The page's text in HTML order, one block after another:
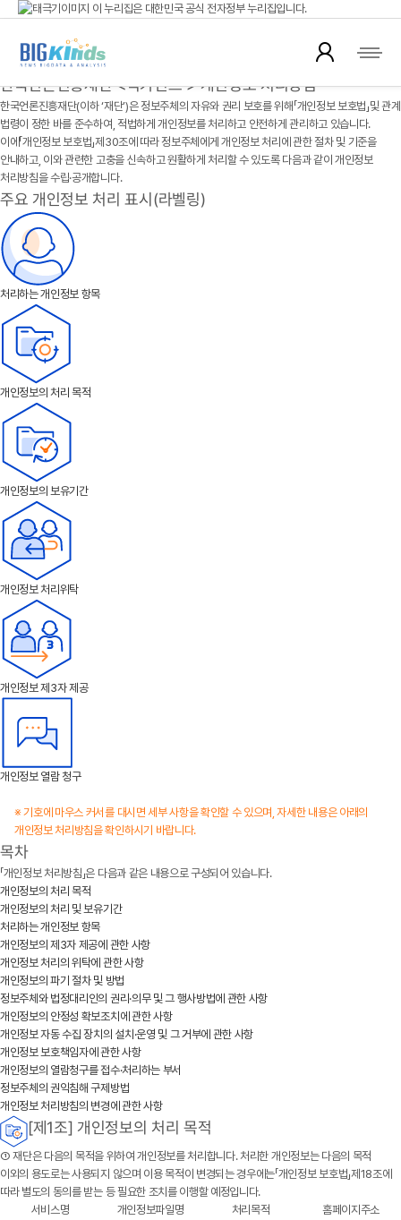
이 누리집은 대한민국 공식 전자정부 누리집입니다.
공식 누리집 주소 확인하기
go.kr 주소를 사용하는 누리집은 대한민국 정부기관이 관리하는 누리집입니다.
주소를 확인해 보세요
운영중인 공식 누리집보기
개인정보 처리방침
한국언론진흥재단 <빅카인즈 > 개인정보 처리방침
한국언론진흥재단(이하 ‘재단’)은 정보주체의 자유와 권리 보호를 위해 「개인정보 보호법」및 관계
법령이 정한 바를 준수하여, 적법하게 개인정보를 처리하고 안전하게 관리하고 있습니다.
이에 「개인정보 보호법」제30조에 따라 정보주체에게 개인정보 처리에 관한 절차 및 기준을
안내하고, 이와 관련한 고충을 신속하고 원활하게 처리할 수 있도록 다음과 같이 개인정보
처리방침을 수립·공개합니다.
주요 개인정보 처리 표시(라벨링)
처리하는 개인정보 항목
개인정보의 처리 목적
개인정보의 보유기간
개인정보 처리위탁
개인정보 제3자 제공
개인정보 열람 청구
※ 기호에 마우스 커서를 대시면 세부 사항을 확인할 수 있으며, 자세한 내용은 아래의
개인정보 처리방침을 확인하시기 바랍니다.
목차
「개인정보 처리방침」은 다음과 같은 내용으로 구성되어 있습니다.
개인정보의 처리 목적
개인정보의 처리 및 보유기간
처리하는 개인정보 항목
개인정보의 제3자 제공에 관한 사항
개인정보 처리의 위탁에 관한 사항
개인정보의 파기 절차 및 방법
정보주체와 법정대리인의 권리·의무 및 그 행사방법에 관한 사항
개인정보의 안정성 확보조치에 관한 사항
개인정보 자동 수집 장치의 설치·운영 및 그 거부에 관한 사항
개인정보 보호책임자에 관한 사항
개인정보의 열람청구를 접수·처리하는 부서
정보주체의 권익침해 구제방법
개인정보 처리방침의 변경에 관한 사항
[제1조] 개인정보의 처리 목적
①재단은 다음의 목적을 위하여 개인정보를 처리합니다. 처리한 개인정보는 다음의 목적
이외의 용도로는 사용되지 않으며 이용 목적이 변경되는 경우에는「개인정보 보호법」제18조에
따라 별도의 동의를 받는 등 필요한 조치를 이행할 예정입니다.
서비스명
개인정보파일명 처리목적 홈페이지주소